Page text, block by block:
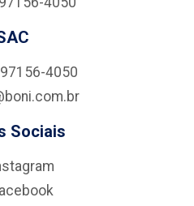
4050
Sociais